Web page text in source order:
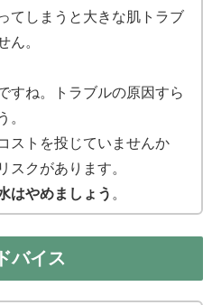
てしまうと大きな肌トラブ
ん。
すね。トラブルの原因すら
。
ストを投じていませんか
スクがあります。
はやめましょう 。
バイス